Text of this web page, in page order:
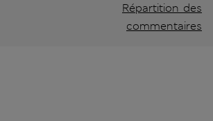
Répartition des
commentaires